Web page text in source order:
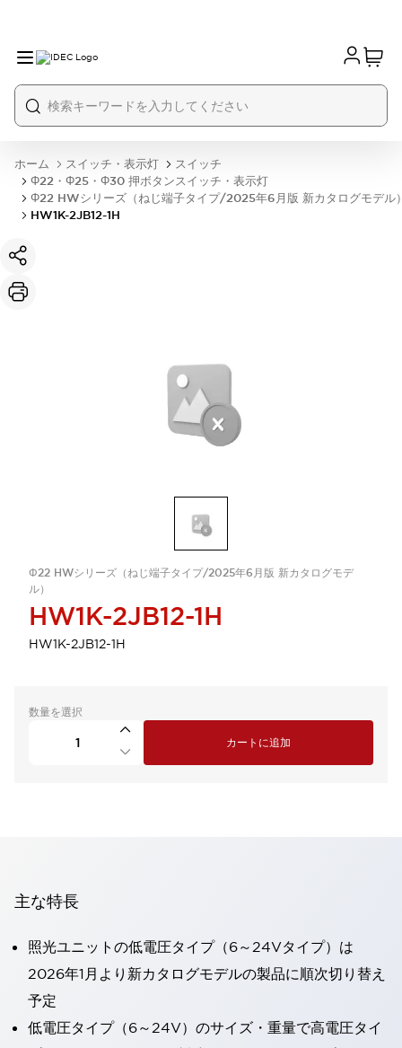
ホーム スイッチ・表示灯
スイッチ
Φ22・Φ25・Φ30 押ボタンスイッチ・表示灯
Φ22 HWシリーズ（ねじ端子タイプ/2025年6月版 新カタログモデル
HW1K-2JB12-1H
Φ22 HWシリーズ（ねじ端子タイプ/2025年6月版 新カタログモデ
ル）
HW1K-2JB12-1H
HW1K-2JB12-1H
数量を選択
カートに追加
主な特長
照光ユニットの低電圧タイプ（6～24Vタイプ）は
2026年1月より新カタログモデルの製品に順次切り替え
予定
低電圧タイプ（6～24V）のサイズ・重量で高電圧タイ